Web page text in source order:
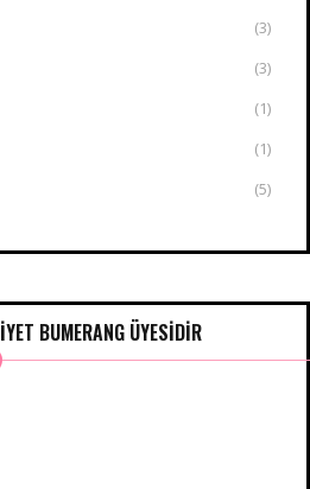
(3)
(3)
(1)
(1)
(5)
BUMERANG ÜYESIDIR